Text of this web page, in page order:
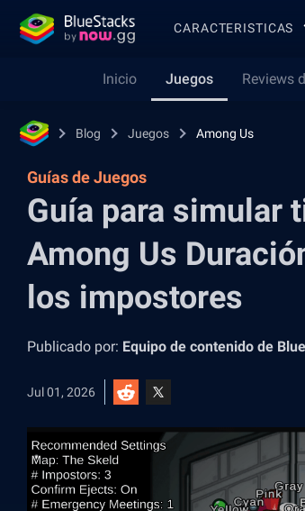
CARACTERISTICAS
Inicio Juegos Reviews
Blog Juegos Among Us
Guías de Juegos
Guía para simular
Among Us
los impostores
Publicado por: Equipo de contenido de
Jul 01, 2026